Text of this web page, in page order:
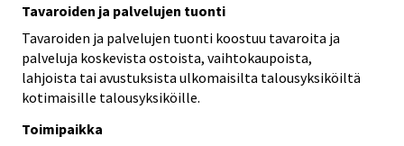
Tavaroiden ja palvelujen tuonti
Tavaroiden ja palvelujen tuonti koostuu tavaroita ja
palveluja koskevista ostoista, vaihtokaupoista,
lahjoista tai avustuksista ulkomaisilta talousyksiköiltä
kotimaisille talousyksiköille.
Toimipaikka